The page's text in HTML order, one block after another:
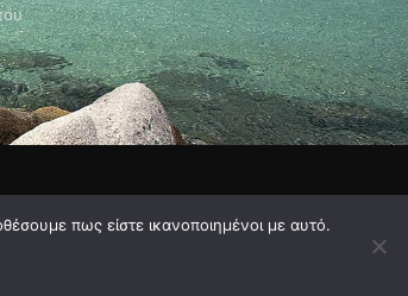
πως είστε ικανοποιημένοι με αυτό.